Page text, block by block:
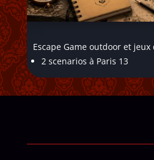
Escape Game outdoor et jeux
2 scenarios à Paris 13